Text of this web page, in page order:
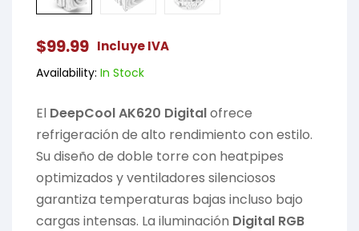
$99.99 Incluye IVA
Availability: In Stock
El DeepCool AK620 Digitalofrece
refrigeración de alto rendimiento con estilo.
Su diseño de doble torre con heatpipes
optimizados y ventiladores silenciosos
garantiza temperaturas bajas incluso bajo
cargas intensas. La iluminación Digital RGB